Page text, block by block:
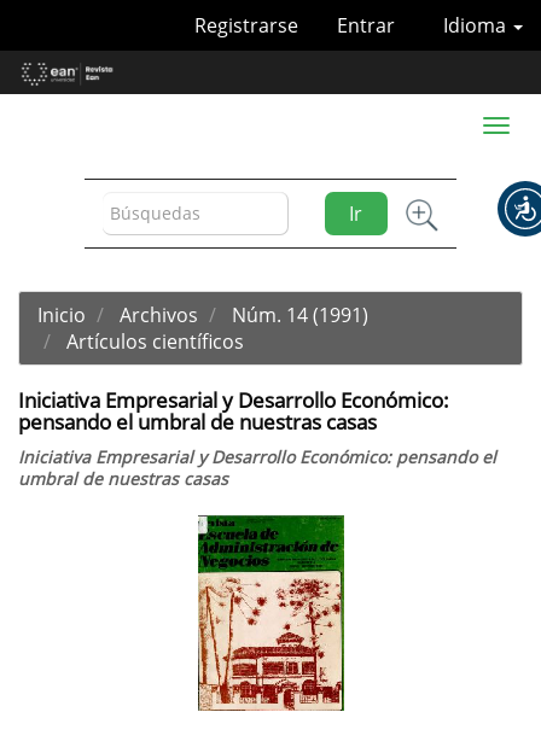
Contenido
principal
Idioma
Registrarse Entrar
Ir
Toggle
Inicio Archivos
Núm. 14 (1991)
Artículos científicos
Iniciativa Empresarial y Desarrollo Económico:
pensando el umbral de nuestras casas
Iniciativa Empresarial y Desarrollo Económico: pensando el
umbral de nuestras casas